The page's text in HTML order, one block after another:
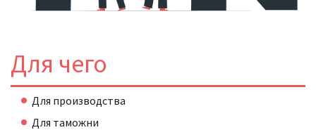
Для чего
Для производства
Для таможни